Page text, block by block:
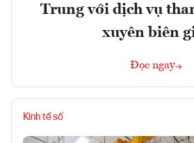
Trung với dịch vụ
xuyên biên
Đọc ngay
Kinh tế số